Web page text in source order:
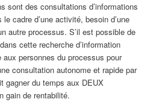
sont des consultations d’informations
cadre d’une activité, besoin d’une
autre processus. S’il est possible de
cette recherche d’information
aux personnes du processus pour
consultation autonome et rapide par
gagner du temps aux DEUX
gain de rentabilité.